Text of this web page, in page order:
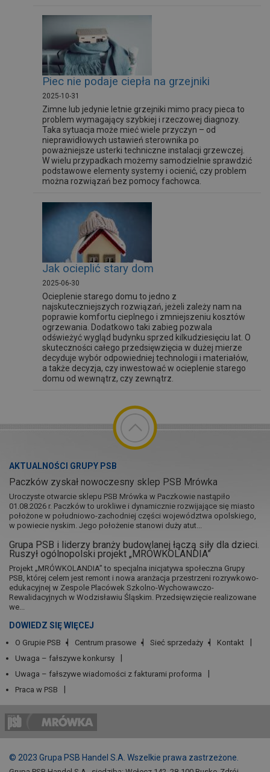
Piec nie podaje ciepła na grzejniki
2025-10-31
Zimne lub jedynie letnie grzejniki mimo pracy pieca to
problem wymagający szybkiej i rzeczowej diagnozy.
Taka sytuacja może mieć wiele przyczyn – od
nieprawidłowych ustawień sterownika po
poważniejsze usterki techniczne instalacji grzewczej.
W wielu przypadkach możemy samodzielnie sprawdzić
podstawowe elementy systemy i ocienić, czy problem
można rozwiązań bez pomocy fachowca.
Jak ocieplić stary dom
2025-06-30
Ocieplenie starego domu to jedno z
najskuteczniejszych rozwiązań, jeżeli zależy nam na
poprawie komfortu cieplnego i zmniejszeniu kosztów
ogrzewania. Dodatkowo taki zabieg pozwala
odświeżyć wygląd budynku sprzed kilkudziesięciu lat. O
skuteczności całego przedsięwzięcia w dużej mierze
decyduje wybór odpowiedniej technologii i materiałów,
a także decyzja, czy inwestować w ocieplenie starego
domu od wewnątrz, czy zewnątrz.
AKTUALNOŚCI GRUPY PSB
Paczków zyskał nowoczesny sklep PSB Mrówka
Uroczyste otwarcie sklepu PSB Mrówka w Paczkowie nastąpiło
01.08.2026 r. Paczków to urokliwe i dynamicznie rozwijające się miasto
położone w południowo-zachodniej części województwa opolskiego,
w powiecie nyskim. Jego położenie stanowi duży atut...
Grupa PSB i liderzy branży budowlanej łączą siły dla dzieci.
Ruszył ogólnopolski projekt „MRÓWKOLANDIA”
Projekt „MRÓWKOLANDIA” to specjalna inicjatywa społeczna Grupy
PSB, której celem jest remont i nowa aranżacja przestrzeni rozrywkowo-
edukacyjnej w Zespole Placówek Szkolno-Wychowawczo-
Rewalidacyjnych w Wodzisławiu Śląskim. Przedsięwzięcie realizowane
we...
DOWIEDZ SIĘ WIĘCEJ
O Grupie PSB Centrum prasowe Sieć sprzedaży
Kontakt
Uwaga – fałszywe konkursy
Uwaga – fałszywe wiadomości z fakturami proforma
Praca w PSB
© 2023 Grupa PSB Handel S.A. Wszelkie prawa zastrzeżone.